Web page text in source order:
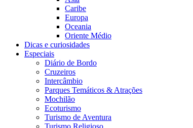
Caribe
Europa
Oceania
Oriente Médio
Dicas e curiosidades
Especiais
Diário de Bordo
Cruzeiros
Intercâmbio
Parques Temáticos & Atrações
Mochilão
Ecoturismo
Turismo de Aventura
Turismo Religioso